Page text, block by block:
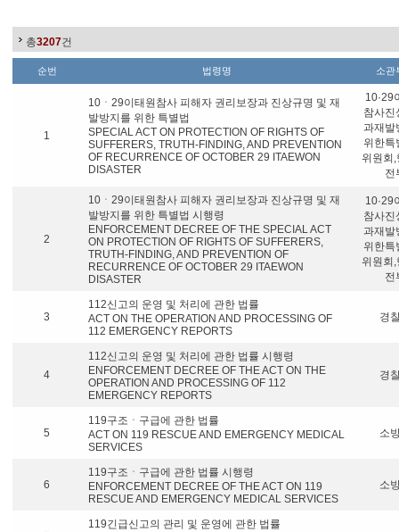
총3207건
순번 법령명 소관
1
10ㆍ29이태원참사 피해자 권리보장과 진상규명 및 재
발방지를 위한 특별법
SPECIAL ACT ON PROTECTION OF RIGHTS OF
SUFFERERS, TRUTH-FINDING, AND PREVENTION
OF RECURRENCE OF OCTOBER 29 ITAEWON
DISASTER
10·29
참사진
과재발
위한특
위원회,
전
2
10ㆍ29이태원참사 피해자 권리보장과 진상규명 및 재
발방지를 위한 특별법 시행령
ENFORCEMENT DECREE OF THE SPECIAL ACT
ON PROTECTION OF RIGHTS OF SUFFERERS,
TRUTH-FINDING, AND PREVENTION OF
RECURRENCE OF OCTOBER 29 ITAEWON
DISASTER
10·29
참사진
과재발
위한특
위원회,
전
3
112신고의 운영 및 처리에 관한 법률
ACT ON THE OPERATION AND PROCESSING OF
112 EMERGENCY REPORTS
경
4
112신고의 운영 및 처리에 관한 법률 시행령
ENFORCEMENT DECREE OF THE ACT ON THE
OPERATION AND PROCESSING OF 112
EMERGENCY REPORTS
경
5
119구조ㆍ구급에 관한 법률
ACT ON 119 RESCUE AND EMERGENCY MEDICAL
SERVICES
소
6
119구조ㆍ구급에 관한 법률 시행령
ENFORCEMENT DECREE OF THE ACT ON 119
RESCUE AND EMERGENCY MEDICAL SERVICES
소
119긴급신고의 관리 및 운영에 관한 법률